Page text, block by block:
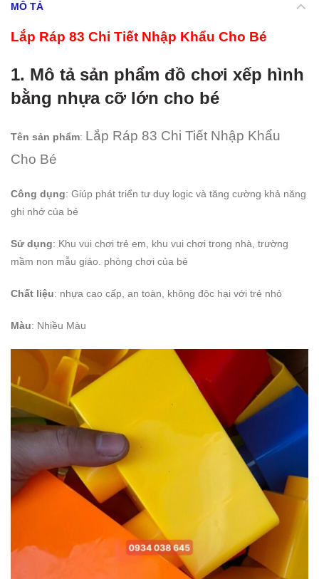
MÔ TẢ
Lắp Ráp 83 Chi Tiết Nhập Khẩu Cho Bé
1. Mô tả sản phẩm đồ chơi xếp hình
bằng nhựa cỡ lớn cho bé
Tên sản phẩm: Lắp Ráp 83 Chi Tiết Nhập Khẩu
Cho Bé
Công dụng: Giúp phát triển tư duy logic và tăng cường khả năng
ghi nhớ của bé
Sử dụng: Khu vui chơi trẻ em, khu vui chơi trong nhà, trường
mầm non mẫu giáo. phòng chơi của bé
Chất liệu: nhựa cao cấp, an toàn, không độc hại với trẻ nhỏ
Màu: Nhiều Màu